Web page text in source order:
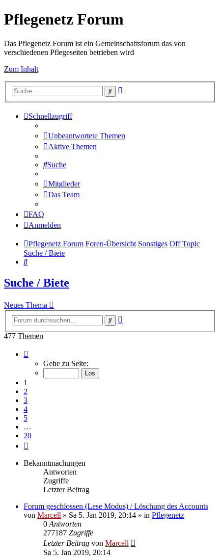
Pflegenetz Forum
Das Pflegenetz Forum ist ein Gemeinschaftsforum das von
verschiedenen Pflegeseiten betrieben wird
Zum Inhalt
Suche
Schnellzugriff
Unbeantwortete Themen
Aktive Themen
Suche
Mitglieder
Das Team
FAQ
Anmelden
Pflegenetz Forum Foren-Übersicht Sonstiges Off Topic
Suche / Biete
Suche
Suche / Biete
Neues Thema
Suche
477 Themen
von
Gehe zu Seite:
1
2
3
4
5
…
20
Bekanntmachungen
Antworten
Zugriffe
Letzter Beitrag
Forum geschlossen (Lese Modus) / Löschung des Accounts
von Marcell » Sa 5. Jan 2019, 20:14 » in Pflegenetz
0 Antworten
277187 Zugriffe
Letzter Beitrag von Marcell
Sa 5. Jan 2019, 20:14